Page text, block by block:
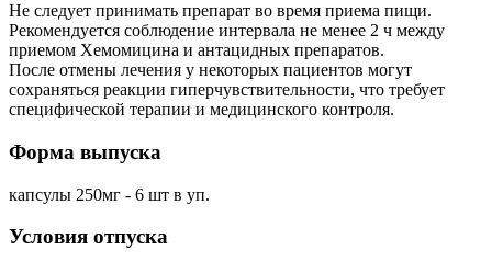
Не следует принимать препарат во время приема пищи.
Рекомендуется соблюдение интервала не менее 2 ч между
приемом Хемомицина и антацидных препаратов.
После отмены лечения у некоторых пациентов могут
сохраняться реакции гиперчувствительности, что требует
специфической терапии и медицинского контроля.
Форма выпуска
капсулы 250мг - 6 шт в уп.
Условия отпуска